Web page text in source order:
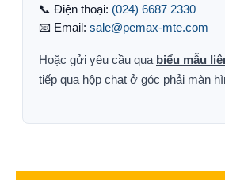
📞 Điện thoại: (024) 6687 2330
📧 Email: sale@pemax-mte.com
Hoặc gửi yêu cầu qua biểu mẫu
tiếp qua hộp chat ở góc phải màn